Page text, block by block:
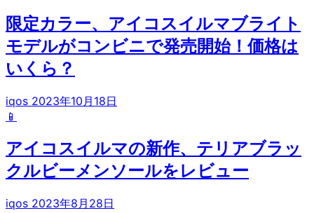
限定カラー、アイコスイルマブライト
モデルがコンビニで発売開始！価格は
いくら？
iqos 2023年10月18日
📱
アイコスイルマの新作、テリアブラッ
クルビーメンソールをレビュー
iqos 2023年8月28日